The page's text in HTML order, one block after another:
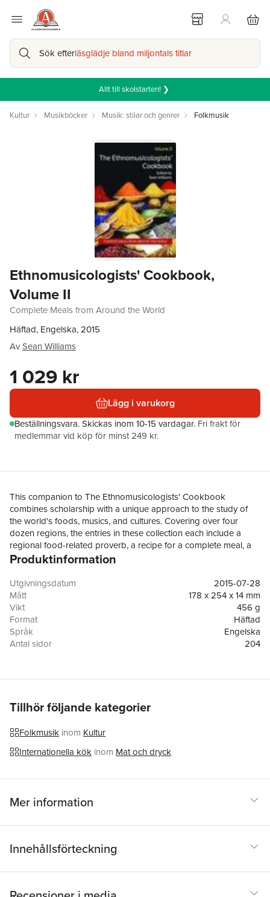
Sök efterläsglädje bland miljontals titlar
Allt till skolstarten! ❯
Kultur Musikböcker Musik: stilar och genrer Folkmusik
Ethnomusicologists' Cookbook,
Volume II
Complete Meals from Around the World
Häftad, Engelska, 2015
AvSean Williams
1 029 kr
Lägg i varukorg
Beställningsvara.Skickas inom 10-15 vardagar. Fri frakt för
medlemmar vid köp för minst 249 kr.
This companion to The Ethnomusicologists' Cookbook
combines scholarship with a unique approach to the study of
the world's foods, musics, and cultures. Covering over four
dozen regions, the entries in these collection each include a
regional food-related proverb, a recipe for a complete meal, a
list of companion readings and listening pieces, and a short
food in the area. The Ethnomusicologists' Cookbook, Volume 2
will appeal to ethnomusicologists, anthropologists, and
sociologists, but should also find a welcome place on the
bookshelf of anyone who enjoys eating and learning about
foods from around the world.
Produktinformation
Utgivningsdatum
2015-07-28
Mått
178 x 254 x 14 mm
Vikt
456 g
Format
Häftad
Språk
Engelska
Antal sidor
204
Tillhör följande kategorier
Folkmusik inom Kultur
Internationella kök inom Mat och dryck
Mer information
Innehållsförteckning